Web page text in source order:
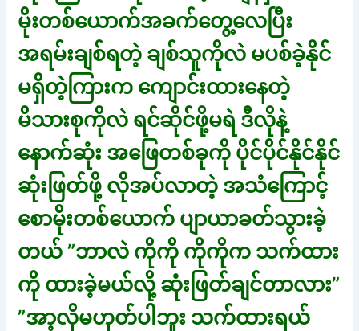
မိုးတစ်ယောက်အခက်တွေ့လေပြီး
အရမ်းချစ်ရတဲ့ ချစ်သူကိုလဲ မပစ်ခဲ့နိုင်
မရှိတဲ့ကြားက ကျောင်းထားနေတဲ့
မိသားစုကိုလဲ ရင်ဆိုင်ဖို့မရဲ ဒီလိုနဲ့
နောက်ဆုံး အဖြေတစ်ခုကို ပိုင်ပိုင်နိုင်နိုင်
ဆုံးဖြတ်ဖို့ လိုအပ်လာတဲ့ အသံကြောင့်
စောမိုးတစ်ယောက် ပျာယာခတ်သွားခဲ့
တယ် ”ဘာလဲ ကိုကို ကိုကိုက သက်ထား
ကို ထားခဲ့မယ်လို့ ဆုံးဖြတ်ချင်တာလား”
”အာ့လိုမဟုတ်ပါဘူး သက်ထားရယ်